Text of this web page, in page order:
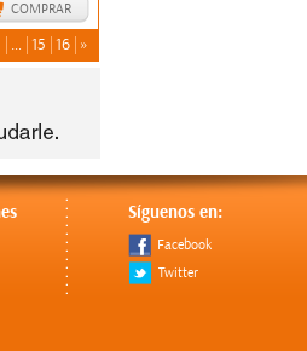
COMPRAR
… 15 16 »
Síguenos en:
Facebook
Twitter